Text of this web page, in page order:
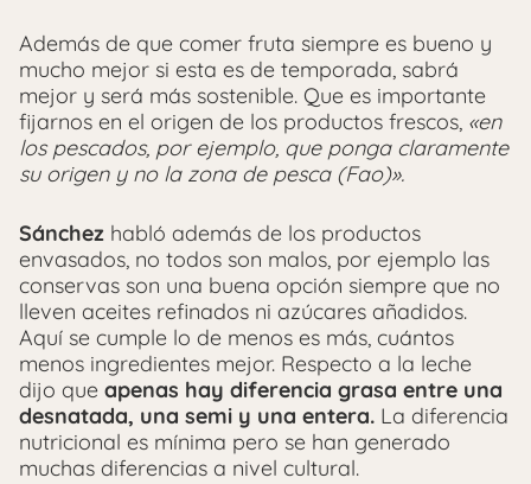
Además de que comer fruta siempre es bueno y
mucho mejor si esta es de temporada, sabrá
mejor y será más sostenible. Que es importante
fijarnos en el origen de los productos frescos, «en
los pescados, por ejemplo, que ponga claramente
su origen y no la zona de pesca (Fao)».
Sánchez habló además de los productos
envasados, no todos son malos, por ejemplo las
conservas son una buena opción siempre que no
lleven aceites refinados ni azúcares añadidos.
Aquí se cumple lo de menos es más, cuántos
menos ingredientes mejor. Respecto a la leche
dijo que apenas hay diferencia grasa entre una
desnatada, una semi y una entera. La diferencia
nutricional es mínima pero se han generado
muchas diferencias a nivel cultural.